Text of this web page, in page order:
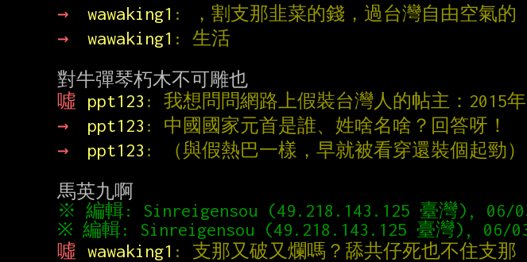
→
wawaking1 : ，割支那韭菜的錢，過台灣自由空氣的
→
wawaking1 : 生活
噓
ppt123 : 我想問問網路上假裝台灣人的帖主：2015年
→
ppt123 : 中國國家元首是誰、姓啥名啥？回答呀！
→
ppt123 : （與假熱巴一樣，早就被看穿還裝個起勁）
※ 編輯: Sinreigensou (49.218.143.125 臺灣), 06/
※ 編輯: Sinreigensou (49.218.143.125 臺灣), 06/
噓 wawaking1 : 支那又破又爛嗎？舔共仔死也不住支那